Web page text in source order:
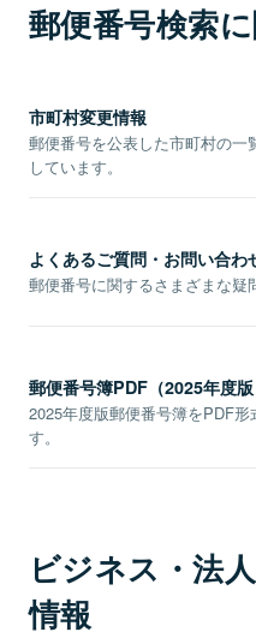
郵便番号検索
市町村変更情報
郵便番号を公表した市町村の
しています。
よくあるご質問・お問い合わ
郵便番号に関するさまざまな疑
郵便番号簿PDF（2025年度版
2025年度版郵便番号簿をPDF
す。
ビジネス・法
情報